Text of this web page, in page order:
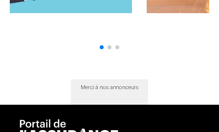
Merci à nos annonceurs